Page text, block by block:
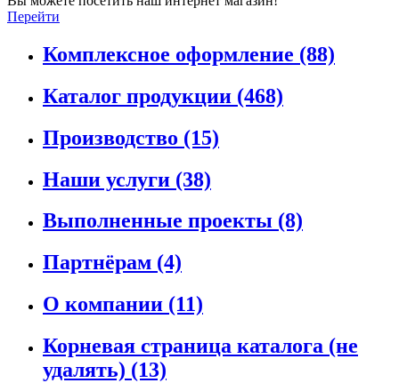
Перейти
Комплексное оформление (88)
Каталог продукции (468)
Производство (15)
Наши услуги (38)
Выполненные проекты (8)
Партнёрам (4)
О компании (11)
Корневая страница каталога (не
удалять) (13)